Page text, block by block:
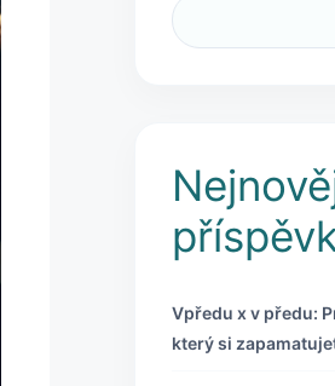
Vpředu x v předu:
který si